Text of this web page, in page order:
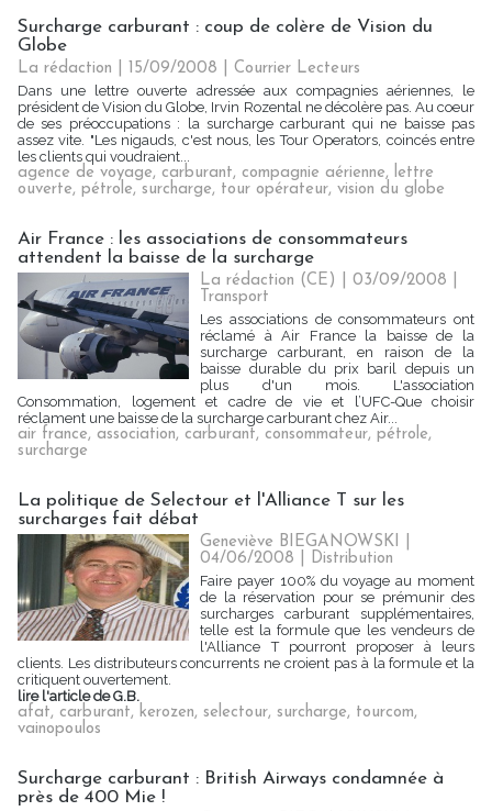
Surcharge carburant : coup de colère de Vision du
Globe
La rédaction | 15/09/2008
Courrier Lecteurs
Dans une lettre ouverte adressée aux compagnies aériennes, le
président de Vision du Globe, Irvin Rozental ne décolère pas. Au coeur
de ses préoccupations : la surcharge carburant qui ne baisse pas
assez vite. "Les nigauds, c'est nous, les Tour Operators, coincés entre
les clients qui voudraient...
agence de voyage, carburant, compagnie aérienne, lettre
ouverte, pétrole, surcharge, tour opérateur, vision du globe
Air France : les associations de consommateurs
attendent la baisse de la surcharge
La rédaction (CE) | 03/09/2008
Transport
Les associations de consommateurs ont
réclamé à Air France la baisse de la
surcharge carburant, en raison de la
baisse durable du prix baril depuis un
plus d'un mois. L'association
Consommation, logement et cadre de vie et l’UFC-Que choisir
réclament une baisse de la surcharge carburant chez Air...
air france, association, carburant, consommateur, pétrole,
surcharge
La politique de Selectour et l'Alliance T sur les
surcharges fait débat
Geneviève BIEGANOWSKI |
04/06/2008
Distribution
Faire payer 100% du voyage au moment
de la réservation pour se prémunir des
surcharges carburant supplémentaires,
telle est la formule que les vendeurs de
l'Alliance T pourront proposer à leurs
clients. Les distributeurs concurrents ne croient pas à la formule et la
critiquent ouvertement.
lire l'article de G.B.
afat, carburant, kerozen, selectour, surcharge, tourcom,
vainopoulos
Surcharge carburant : British Airways condamnée à
près de 400 Mie !